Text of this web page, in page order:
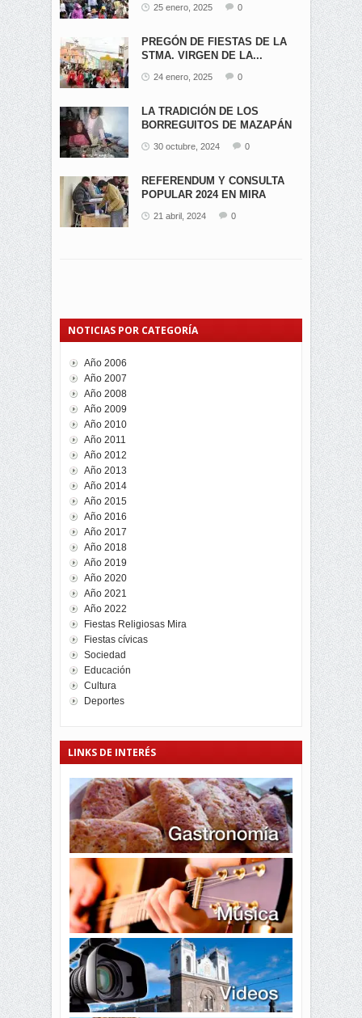
25 enero, 2025 0
PREGÓN DE FIESTAS DE LA
STMA. VIRGEN DE LA...
24 enero, 2025 0
LA TRADICIÓN DE LOS
BORREGUITOS DE MAZAPÁN
30 octubre, 2024 0
REFERENDUM Y CONSULTA
POPULAR 2024 EN MIRA
21 abril, 2024 0
NOTICIAS POR CATEGORÍA
Año 2006
Año 2007
Año 2008
Año 2009
Año 2010
Año 2011
Año 2012
Año 2013
Año 2014
Año 2015
Año 2016
Año 2017
Año 2018
Año 2019
Año 2020
Año 2021
Año 2022
Fiestas Religiosas Mira
Fiestas cívicas
Sociedad
Educación
Cultura
Deportes
LINKS DE INTERÉS